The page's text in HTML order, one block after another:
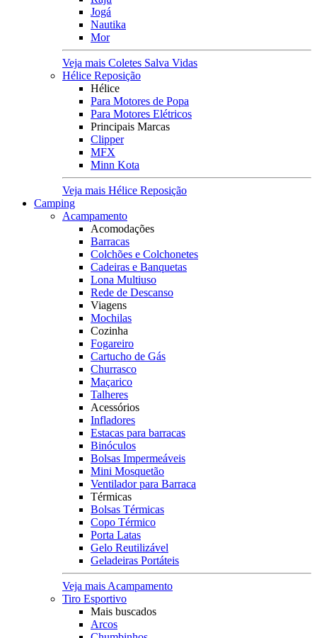
Jogá
Nautika
Mor
Veja mais Coletes Salva Vidas
Hélice Reposição
Hélice
Para Motores de Popa
Para Motores Elétricos
Principais Marcas
Clipper
MFX
Minn Kota
Veja mais Hélice Reposição
Camping
Acampamento
Acomodações
Barracas
Colchões e Colchonetes
Cadeiras e Banquetas
Lona Multiuso
Rede de Descanso
Viagens
Mochilas
Cozinha
Fogareiro
Cartucho de Gás
Churrasco
Maçarico
Talheres
Acessórios
Infladores
Estacas para barracas
Binóculos
Bolsas Impermeáveis
Mini Mosquetão
Ventilador para Barraca
Térmicas
Bolsas Térmicas
Copo Térmico
Porta Latas
Gelo Reutilizável
Geladeiras Portáteis
Veja mais Acampamento
Tiro Esportivo
Mais buscados
Arcos